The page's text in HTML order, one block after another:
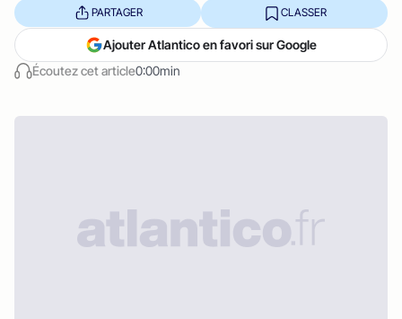
Écoutez cet article0:00min
PARTAGER CLASSER
Ajouter Atlantico en favori sur Google